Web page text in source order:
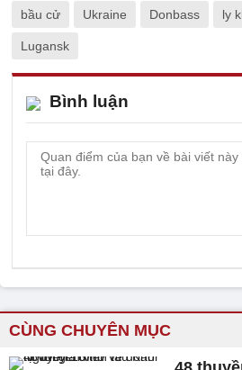
bầu cử Ukraine Donbass ly
Lugansk
Bình luận
CÙNG CHUYÊN MỤC